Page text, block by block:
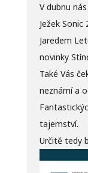
V dubnu
Ježek
Jaredem
novinky
Také Vás
neznámí a
tajemství.
Určitě tedy